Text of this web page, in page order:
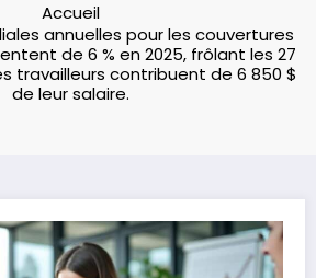
Accueil
annuelles pour les couvertures
de 6 % en 2025, frôlant les 27
travailleurs contribuent de 6 850 $
de leur salaire.